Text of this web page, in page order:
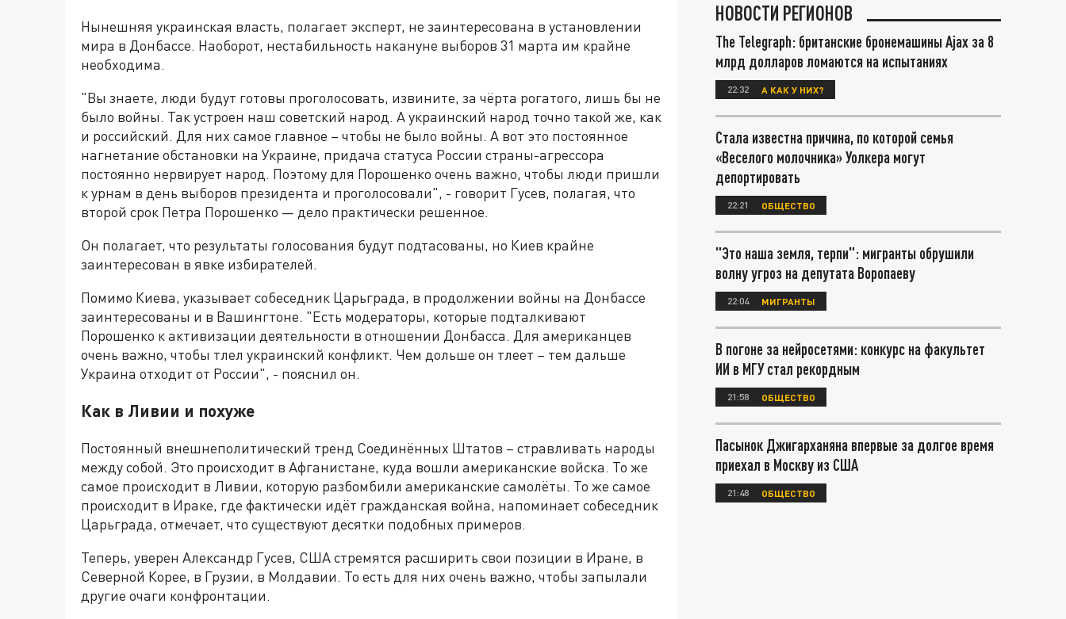
Нынешняя украинская власть, полагает эксперт, не заинтересована в установлении
мира в Донбассе. Наоборот, нестабильность накануне выборов 31 марта им крайне
необходима.
"Вы знаете, люди будут готовы проголосовать, извините, за чёрта рогатого, лишь бы не
было войны. Так устроен наш советский народ. А украинский народ точно такой же, как
и российский. Для них самое главное – чтобы не было войны. А вот это постоянное
нагнетание обстановки на Украине, придача статуса России страны-агрессора
постоянно нервирует народ. Поэтому для Порошенко очень важно, чтобы люди пришли
к урнам в день выборов президента и проголосовали", - говорит Гусев, полагая, что
второй срок Петра Порошенко — дело практически решенное.
Он полагает, что результаты голосования будут подтасованы, но Киев крайне
заинтересован в явке избирателей.
Помимо Киева, указывает собеседник Царьграда, в продолжении войны на Донбассе
заинтересованы и в Вашингтоне. "Есть модераторы, которые подталкивают
Порошенко к активизации деятельности в отношении Донбасса. Для американцев
очень важно, чтобы тлел украинский конфликт. Чем дольше он тлеет – тем дальше
Украина отходит от России", - пояснил он.
Как в Ливии и похуже
Постоянный внешнеполитический тренд Соединённых Штатов – стравливать народы
между собой. Это происходит в Афганистане, куда вошли американские войска. То же
самое происходит в Ливии, которую разбомбили американские самолёты. То же самое
происходит в Ираке, где фактически идёт гражданская война, напоминает собеседник
Царьграда, отмечает, что существуют десятки подобных примеров.
Теперь, уверен Александр Гусев, США стремятся расширить свои позиции в Иране, в
Северной Корее, в Грузии, в Молдавии. То есть для них очень важно, чтобы запылали
другие очаги конфронтации.
НОВОСТИ РЕГИОНОВ
The Telegraph: британские бронемашины Ajax за 8
млрд долларов ломаются на испытаниях
22:32 А КАК У НИХ?
Стала известна причина, по которой семья
«Веселого молочника» Уолкера могут
депортировать
22:21 ОБЩЕСТВО
"Это наша земля, терпи": мигранты обрушили
волну угроз на депутата Воропаеву
22:04 МИГРАНТЫ
В погоне за нейросетями: конкурс на факультет
ИИ в МГУ стал рекордным
21:58 ОБЩЕСТВО
Пасынок Джигарханяна впервые за долгое время
приехал в Москву из США
21:48 ОБЩЕСТВО